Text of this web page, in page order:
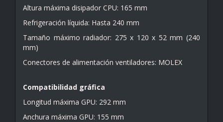
Altura máxima disipador CPU: 165 mm
Refrigeración líquida: Hasta 240 mm
Tamaño máximo radiador: 275 x 120 x 52 mm (240
mm)
Conectores de alimentación ventiladores: MOLEX
Compatibilidad gráfica
Longitud máxima GPU: 292 mm
Anchura máxima GPU: 155 mm